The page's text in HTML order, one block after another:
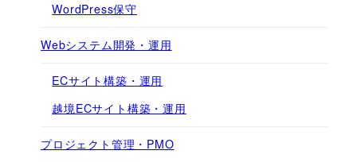
WordPress保守
Webシステム開発・運用
ECサイト構築・運用
越境ECサイト構築・運用
プロジェクト管理・PMO